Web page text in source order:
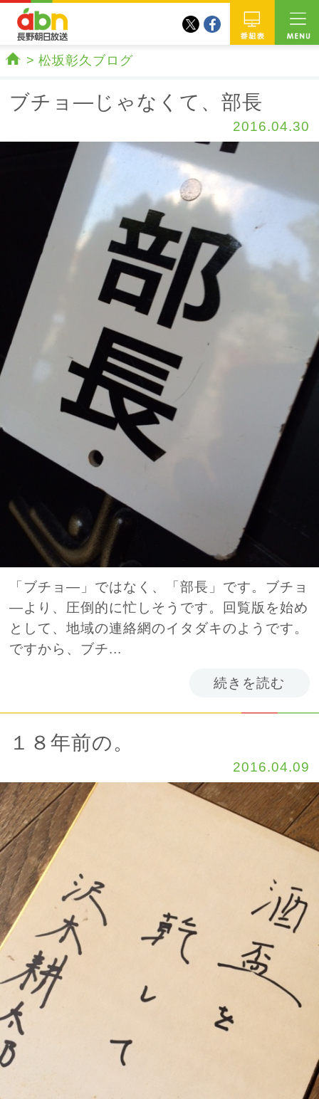
twitterfacebook
松坂彰久ブログ
ブチョ―じゃなくて、部長
2016.04.30
「ブチョ―」ではなく、「部長」です。ブチョ
―より、圧倒的に忙しそうです。回覧版を始め
として、地域の連絡網のイタダキのようです。
ですから、ブチ...
続きを読む
１８年前の。
2016.04.09